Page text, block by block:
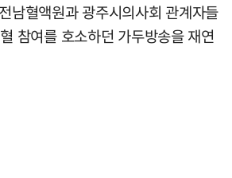
남혈액원과 광주시의사회 관계자들
참여를 호소하던 가두방송을 재연